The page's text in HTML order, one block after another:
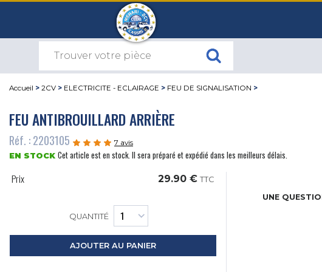
Accueil > 2CV > ELECTRICITE - ECLAIRAGE > FEU DE SIGNALISATION >
FEU ANTIBROUILLARD ARRIÈRE
Réf. : 2203105 7 avis
EN STOCK Cet article est en stock. Il sera préparé et expédié dans les meilleurs délais.
Prix 29.90 € TTC
QUANTITÉ
AJOUTER AU PANIER
UNE